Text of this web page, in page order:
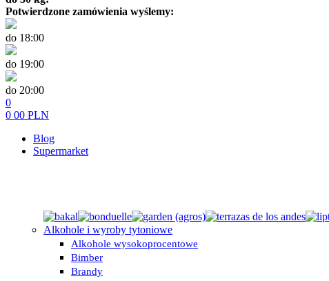
Potwierdzone zamówienia wyślemy:
do 18:00
do 19:00
do 20:00
0
0 00 PLN
Blog
Supermarket
Alkohole i wyroby tytoniowe
Alkohole wysokoprocentowe
Bimber
Brandy